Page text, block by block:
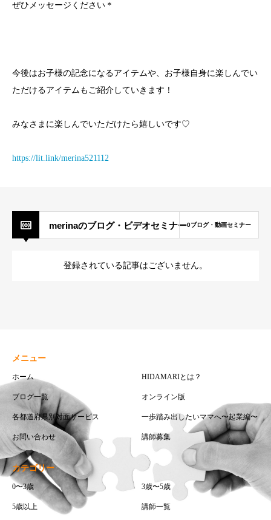
ぜひメッセージください＊
今後はお子様の記念になるアイテムや、お子様自身に楽しんでい
ただけるアイテムもご紹介していきます！
みなさまに楽しんでいただけたら嬉しいです♡
https://lit.link/merina521112
merinaのブログ・ビデオセミナー0ブログ・動画セミナー
登録されている記事はございません。
メニュー
ホーム HIDAMARIとは？
ブログ一覧 オンライン版
各都道府県別対面サービス 一歩踏み出したいママへ〜起業編〜
お問い合わせ 講師募集
カテゴリー
0〜3歳 3歳〜5歳
5歳以上 講師一覧